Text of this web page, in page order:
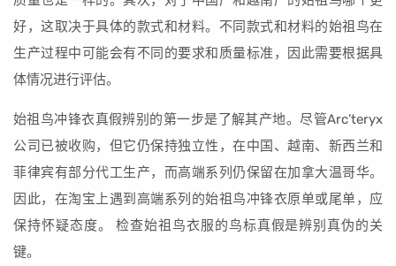
好，这取决于具体的款式和材料。不同款式和材料的始祖鸟在
生产过程中可能会有不同的要求和质量标准，因此需要根据具
体情况进行评估。
始祖鸟冲锋衣真假辨别的第一步是了解其产地。尽管Arc’teryx
公司已被收购，但它仍保持独立性，在中国、越南、新西兰和
菲律宾有部分代工生产，而高端系列仍保留在加拿大温哥华。
因此，在淘宝上遇到高端系列的始祖鸟冲锋衣原单或尾单，应
保持怀疑态度。 检查始祖鸟衣服的鸟标真假是辨别真伪的关
键。